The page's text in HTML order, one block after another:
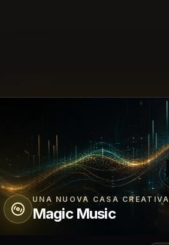
UNA NUOVA CASA CREATIVA
Magic Music